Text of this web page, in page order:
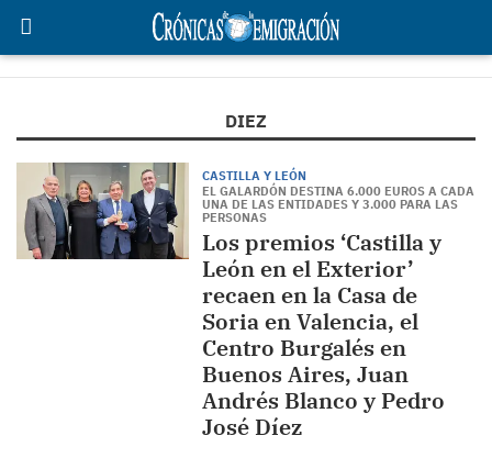
DIEZ
CASTILLA Y LEÓN
EL GALARDÓN DESTINA 6.000 EUROS A CADA
UNA DE LAS ENTIDADES Y 3.000 PARA LAS
PERSONAS
Los premios ‘Castilla y
León en el Exterior’
recaen en la Casa de
Soria en Valencia, el
Centro Burgalés en
Buenos Aires, Juan
Andrés Blanco y Pedro
José Díez